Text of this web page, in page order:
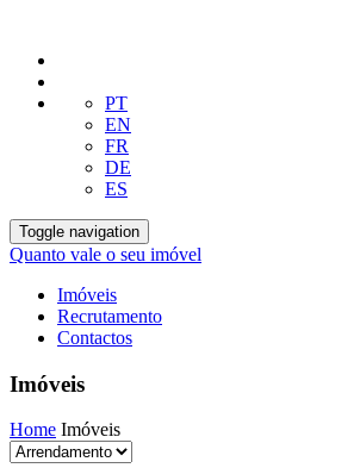
PT
EN
FR
DE
ES
Toggle navigation
Quanto vale o seu imóvel
Imóveis
Recrutamento
Contactos
Imóveis
Home Imóveis